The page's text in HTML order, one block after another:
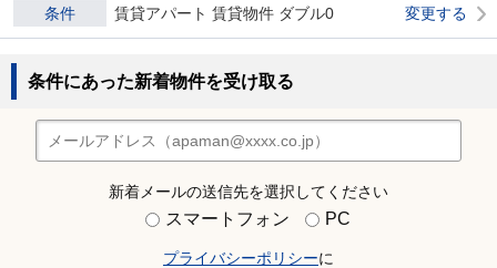
条件 賃貸アパート 賃貸物件 ダブル0 変更する
条件にあった新着物件を受け取る
新着メールの送信先を選択してください
スマートフォン PC
プライバシーポリシーに